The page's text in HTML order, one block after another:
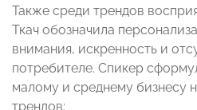
Также среди трендов
Ткач обозначила
внимания, искренность и
потребителе. Спикер
малому и среднему бизнесу
трендов: